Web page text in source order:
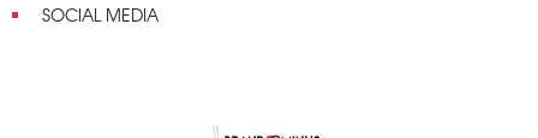
SOCIAL MEDIA